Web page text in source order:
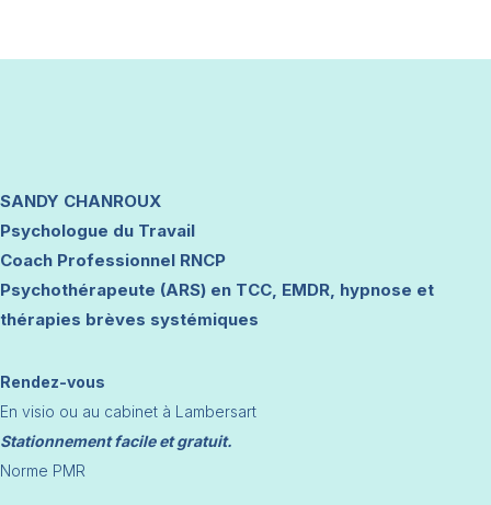
SANDY CHANROUX
Psychologue du Travail
Coach Professionnel RNCP
Psychothérapeute (ARS) en TCC, EMDR, hypnose et
thérapies brèves systémiques
Rendez-vous
En visio ou au cabinet à Lambersart
Stationnement facile et gratuit.
Norme PMR